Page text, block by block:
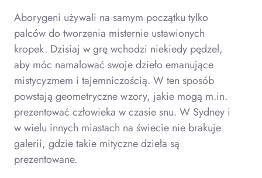
Aborygeni używali na samym początku tylko
palców do tworzenia misternie ustawionych
kropek. Dzisiaj w grę wchodzi niekiedy pędzel,
aby móc namalować swoje dzieło emanujące
mistycyzmem i tajemniczością. W ten sposób
powstają geometryczne wzory, jakie mogą m.in.
prezentować człowieka w czasie snu. W Sydney i
w wielu innych miastach na świecie nie brakuje
galerii, gdzie takie mityczne dzieła są
prezentowane.